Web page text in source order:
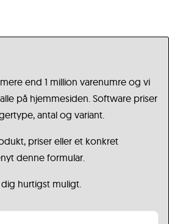
end 1 million varenumre og vi
på hjemmesiden. Software priser
antal og variant.
priser eller et konkret
denne formular.
hurtigst muligt.